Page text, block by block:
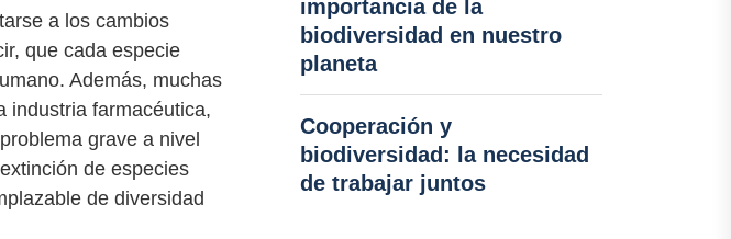
a los cambios
que cada especie
Además, muchas
industria farmacéutica,
grave a nivel
de especies
de diversidad
importancia de la
biodiversidad en nuestro
planeta
Cooperación y
biodiversidad: la necesidad
de trabajar juntos